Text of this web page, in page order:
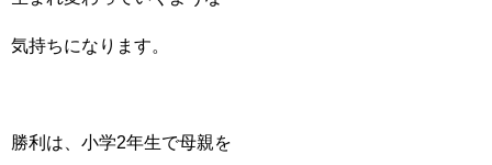
気持ちになります。
勝利は、小学2年生で母親を